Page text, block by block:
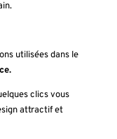
utilisées dans le
clics vous
attractif et